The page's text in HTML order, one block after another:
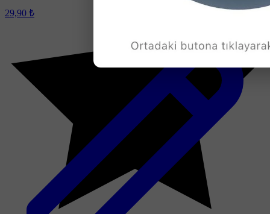
29,90 ₺